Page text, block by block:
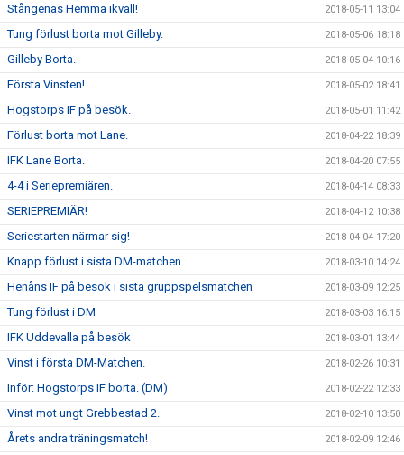
Stångenäs Hemma ikväll! 2018-05-11 13:04
Tung förlust borta mot Gilleby. 2018-05-06 18:18
Gilleby Borta. 2018-05-04 10:16
Första Vinsten! 2018-05-02 18:41
Hogstorps IF på besök. 2018-05-01 11:42
Förlust borta mot Lane. 2018-04-22 18:39
IFK Lane Borta. 2018-04-20 07:55
4-4 i Seriepremiären. 2018-04-14 08:33
SERIEPREMIÄR! 2018-04-12 10:38
Seriestarten närmar sig! 2018-04-04 17:20
Knapp förlust i sista DM-matchen 2018-03-10 14:24
Henåns IF på besök i sista gruppspelsmatchen 2018-03-09 12:25
Tung förlust i DM 2018-03-03 16:15
IFK Uddevalla på besök 2018-03-01 13:44
Vinst i första DM-Matchen. 2018-02-26 10:31
Inför: Hogstorps IF borta. (DM) 2018-02-22 12:33
Vinst mot ungt Grebbestad 2. 2018-02-10 13:50
Årets andra träningsmatch! 2018-02-09 12:46